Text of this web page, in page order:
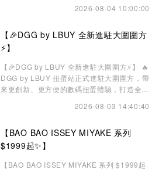
甜價優惠，即刻親臨 LBuy 門市或瀏覽官網
https://c01.co/1esKC 搶先選購🛍️！ 🌟LBuy
2026-08-04 10:00:00
【🎉DGG by LBUY 全新進駐大圍圍方
⚡】
【🎉DGG by LBUY 全新進駐大圍圍方⚡】 🔥
DGG by LBUY 扭蛋站正式進駐大圍圍方，帶
來更創新、更方便的數碼扭蛋體驗，打造全新
經過，都可以隨時停下腳步，享受扭蛋帶來的
🌀多款正版人氣扭蛋角色齊集登場，從
Chiikawa、Mofusand、Miffy、多啦A夢，到
2026-08-03 14:40:40
【BAO BAO ISSEY MIYAKE 系列
$1999起✨】
【BAO BAO ISSEY MIYAKE 系列 $1999起